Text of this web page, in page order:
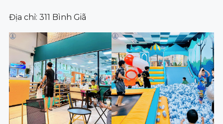
Địa chỉ: 311 Bình Giã